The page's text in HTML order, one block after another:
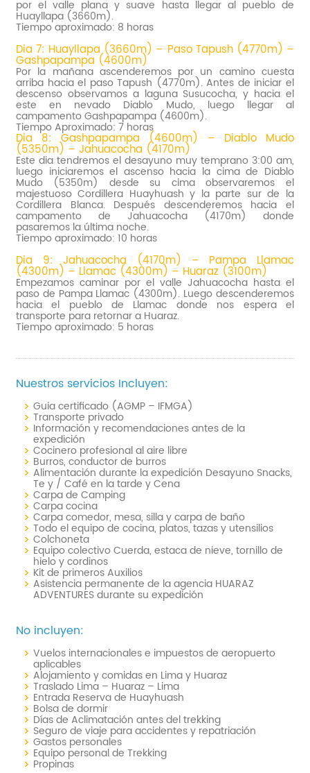
por el valle plana y suave hasta llegar al pueblo de
Huayllapa (3660m).
Tiempo aproximado: 8 horas
Dia 7: Huayllapa (3660m) – Paso Tapush (4770m) –
Gashpapampa (4600m)
Por la mañana ascenderemos por un camino cuesta
arriba hacia el paso Tapush (4770m). Antes de iniciar el
descenso observamos a laguna Susucocha, y hacia el
este en nevado Diablo Mudo, luego llegar al
campamento Gashpapampa (4600m).
Tiempo Aproximado: 7 horas
Dia 8: Gashpapampa (4600m) – Diablo Mudo
(5350m) – Jahuacocha (4170m)
Este dia tendremos el desayuno muy temprano 3:00 am,
luego iniciaremos el ascenso hacia la cima de Diablo
Mudo (5350m) desde su cima observaremos el
majestuoso Cordillera Huayhuash y la parte sur de la
Cordillera Blanca. Después descenderemos hacia el
campamento de Jahuacocha (4170m) donde
pasaremos la última noche.
Tiempo aproximado: 10 horas
Dia 9: Jahuacocha (4170m) – Pampa Llamac
(4300m) – Llamac (4300m) – Huaraz (3100m)
Empezamos caminar por el valle Jahuacocha hasta el
paso de Pampa Llamac (4300m). Luego descenderemos
hacia el pueblo de Llamac donde nos espera el
transporte para retornar a Huaraz.
Tiempo aproximado: 5 horas
Nuestros servicios Incluyen:
Guia certificado (AGMP – IFMGA)
Transporte privado
Información y recomendaciones antes de la
expedición
Cocinero profesional al aire libre
Burros, conductor de burros
Alimentación durante la expedición Desayuno Snacks,
Te y / Café en la tarde y Cena
Carpa de Camping
Carpa cocina
Carpa comedor, mesa, silla y carpa de baño
Todo el equipo de cocina, platos, tazas y utensilios
Colchoneta
Equipo colectivo Cuerda, estaca de nieve, tornillo de
hielo y cordinos
Kit de primeros Auxilios
Asistencia permanente de la agencia HUARAZ
ADVENTURES durante su expedición
No incluyen:
Vuelos internacionales e impuestos de aeropuerto
aplicables
Alojamiento y comidas en Lima y Huaraz
Traslado Lima – Huaraz – Lima
Entrada Reserva de Huayhuash
Bolsa de dormir
Días de Aclimatación antes del trekking
Seguro de viaje para accidentes y repatriación
Gastos personales
Equipo personal de Trekking
Propinas